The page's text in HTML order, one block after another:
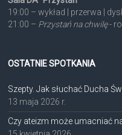
19:00 – wykład | przerwa |
21:00 – Przystań na chwilę-
OSTATNIE SPOTKANIA
Szepty. Jak słuchać Ducha
13 maja 2026 r.
Czy ateizm może umacniać